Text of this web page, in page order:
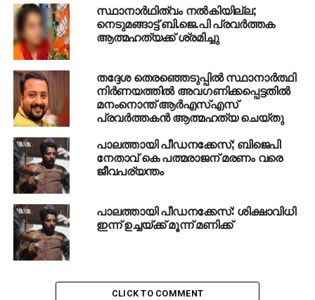
സ്ഥാനാര്‍ഥിത്വം നല്‍കിയില്ല;
നെടുമങ്ങാട്ട് ബി.ജെ.പി പ്രവര്‍ത്തക
ആത്മഹത്യക്ക് ശ്രമിച്ചു
തദ്ദേശ തെരഞ്ഞെടുപ്പില്‍ സ്ഥാനാര്‍ത്ഥി
നിര്‍ണയത്തില്‍ അവഗണിക്കപ്പെട്ടതില്‍
മനംനൊന്ത് ആര്‍എസ്എസ്
പ്രവര്‍ത്തകന്‍ ആത്മഹത്യ ചെയ്തു
പാലത്തായി പീഡനക്കേസ്; ബിജെപി
നേതാവ് കെ പത്മരാജന് മരണം വരെ
ജീവപര്യന്തം
പാലത്തായി പീഡനക്കേസ്: ശിക്ഷാവിധി
ഇന്ന് ഉച്ചയ്ക്ക് മൂന്ന് മണിക്ക്
CLICK TO COMMENT